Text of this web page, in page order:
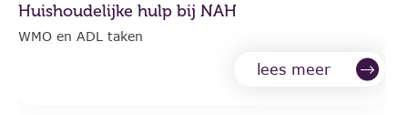
Huishoudelijke hulp bij NAH
WMO en ADL taken
lees meer